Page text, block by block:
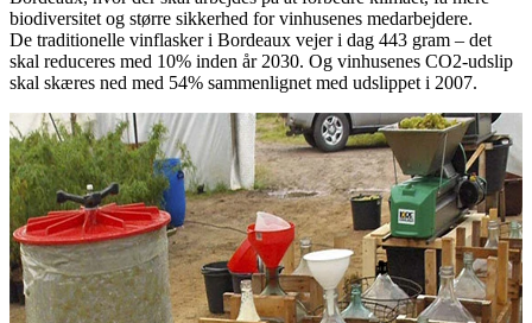
biodiversitet og større sikkerhed for vinhusenes medarbejdere.
De traditionelle vinflasker i Bordeaux vejer i dag 443 gram – det
skal reduceres med 10% inden år 2030. Og vinhusenes CO2-udslip
skal skæres ned med 54% sammenlignet med udslippet i 2007.